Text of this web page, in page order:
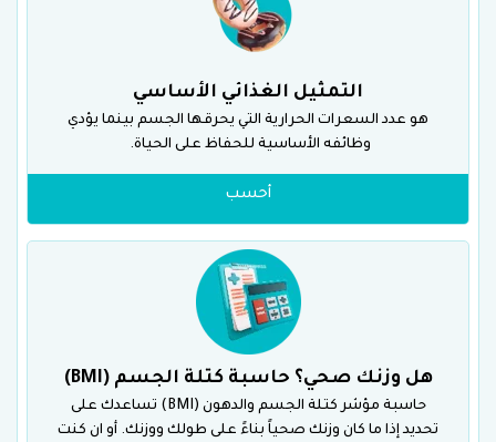
التمثيل الغذائي الأساسي
هو عدد السعرات الحرارية التي يحرقها الجسم بينما يؤدي
وظائفه الأساسية للحفاظ على الحياة.
أحسب
هل وزنك صحي؟ حاسبة كتلة الجسم (BMI)
حاسبة مؤشر كتلة الجسم والدهون (BMI) تساعدك على
تحديد إذا ما كان وزنك صحياً بناءً على طولك ووزنك. أو ان كنت